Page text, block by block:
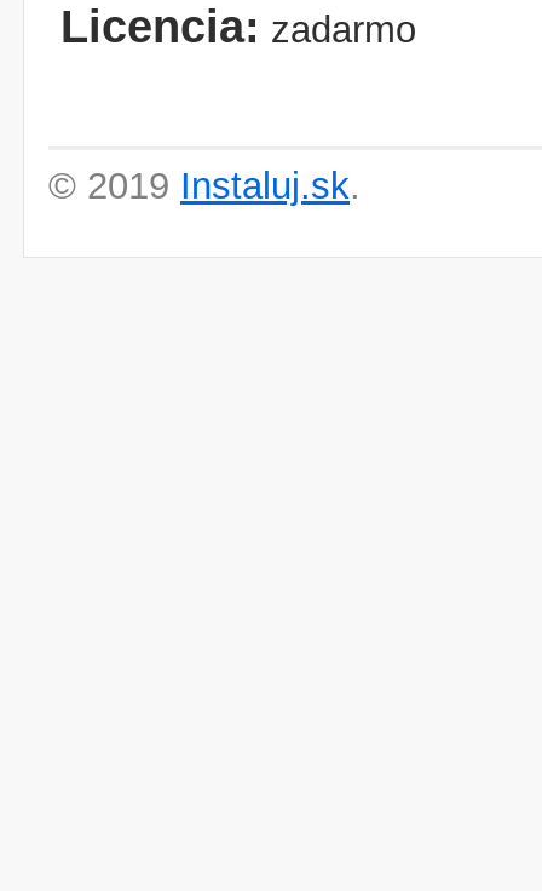
Licencia: zadarmo
© 2019 Instaluj.sk.